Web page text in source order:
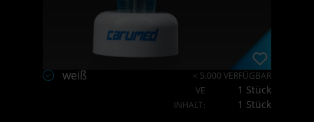
weiß
< 5.000 VERFÜGBAR
VE
1 Stück
INHALT: 1 Stück